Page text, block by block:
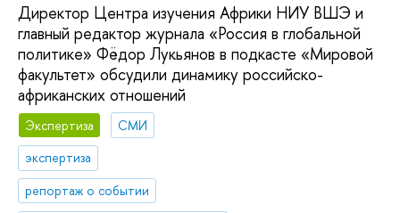
Директор Центра изучения Африки НИУ ВШЭ и
главный редактор журнала «Россия в глобальной
политике» Фёдор Лукьянов в подкасте «Мировой
факультет» обсудили динамику российско-
африканских отношений
Экспертиза
СМИ
экспертиза
репортаж о событии